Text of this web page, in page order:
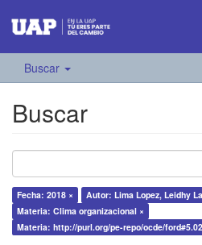
Buscar
Buscar
Fecha: 2018 × Autor: Lima Lopez, Leidhy
Materia: Clima organizacional ×
Materia: http://purl.org/pe-repo/ocde/